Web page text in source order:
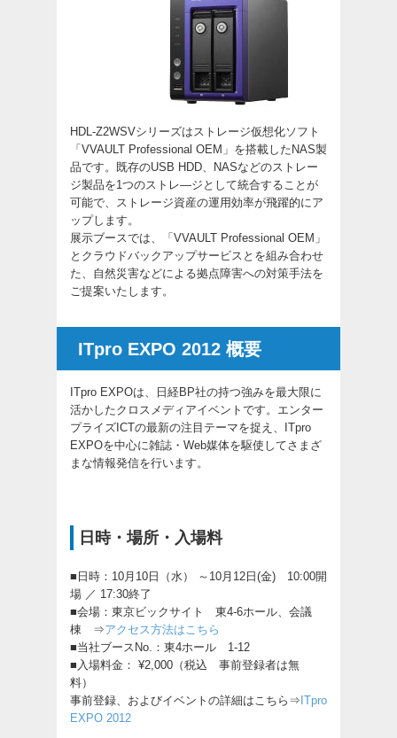
HDL-Z2WSVシリーズはストレージ仮想化ソフト
「VVAULT Professional OEM」を搭載したNAS製
品です。既存のUSB HDD、NASなどのストレー
ジ製品を1つのストレ—ジとして統合することが
可能で、ストレージ資産の運用効率が飛躍的にア
ップします。
展示ブースでは、「VVAULT Professional OEM」
とクラウドバックアップサービスとを組み合わせ
た、自然災害などによる拠点障害への対策手法を
ご提案いたします。
ITpro EXPO 2012 概要
ITpro EXPOは、日経BP社の持つ強みを最大限に
活かしたクロスメディアイベントです。エンター
プライズICTの最新の注目テーマを捉え、ITpro
EXPOを中心に雑誌・Web媒体を駆使してさまざ
まな情報発信を行います。
日時・場所・入場料
■日時：10月10日（水） ～10月12日(金) 10:00開
場 ／ 17:30終了
■会場：東京ビックサイト 東4-6ホール、会議
棟 ⇒アクセス方法はこちら
■当社ブースNo.：東4ホール 1-12
■入場料金： ¥2,000（税込 事前登録者は無
料）
事前登録、およびイベントの詳細はこちら⇒ ITpro
EXPO 2012